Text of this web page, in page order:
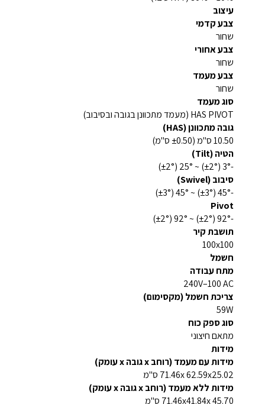
עיצוב
צבע קדמי
שחור
צבע אחורי
שחור
צבע מעמד
שחור
סוג מעמד
HAS PIVOT (מעמד מתכוונן בגובה ובסיבוב)
גובה מתכוונן (HAS)
10.50 ס"מ (±0.50 ס"מ)
הטיה (Tilt)
-3° (±2°) ~ 25° (±2°)
סיבוב (Swivel)
-45° (±3°) ~ 45° (±3°)
Pivot
-92° (±2°) ~ 92° (±2°)
תושבת קיר
100x100
חשמל
מתח עבודה
AC ‏100–240V
צריכת חשמל (מקסימום)
59W
סוג ספק כוח
מתאם חיצוני
מידות
מידות עם מעמד (רוחב x גובה x עומק)
71.46x 62.59x25.02 ס"מ
מידות ללא מעמד (רוחב x גובה x עומק)
71.46x41.84x 45.70 ס"מ